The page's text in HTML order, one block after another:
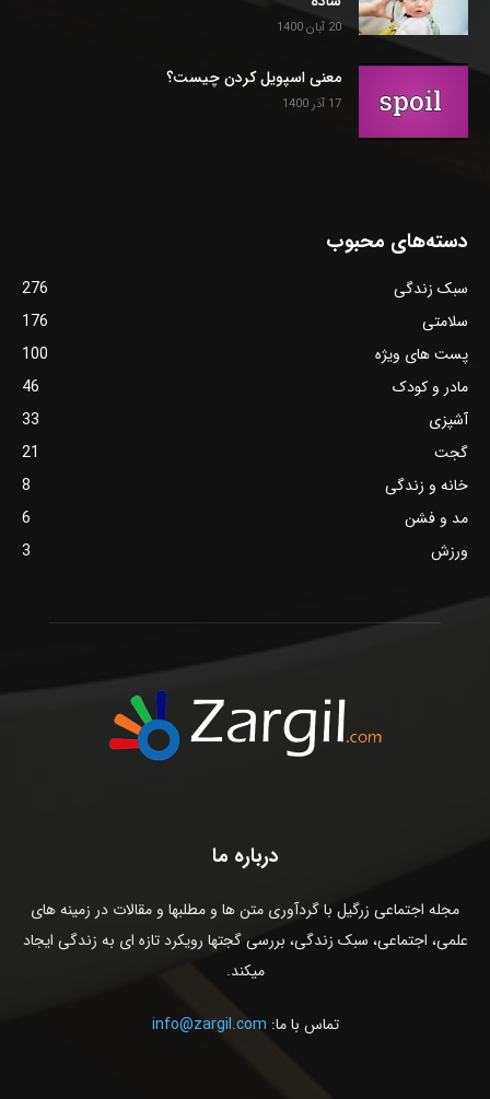
20 آبان 1400
معنی اسپویل کردن چیست؟
17 آذر 1400
دسته‌های محبوب
سبک زندگی
276
سلامتی
176
پست های ویژه
100
مادر و کودک
46
آشپزی
33
گجت
21
خانه و زندگی
8
مد و فشن
6
ورزش
3
درباره ما
مجله اجتماعی زرگیل با گردآوری متن ها و مطلبها و مقالات در زمینه های
علمی، اجتماعی، سبک زندگی، بررسی گجتها رویکرد تازه ای به زندگی ایجاد
میکند.
تماس با ما: info@zargil.com